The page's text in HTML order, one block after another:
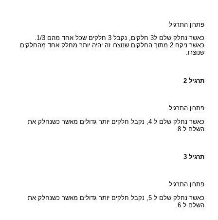
פתרון התרגיל
כאשר נחלק שלם ל3 חלקים, נקבל 3 חלקים שכל אחד מהם 1/3.
כאשר ניקח 2 מתוך החלקים שנוצרו זה יהיה יותר מחלק אחד מהחלקים
שנוצרו.
תרגיל 2
פתרון התרגיל
כאשר נחלק שלם ל 4, נקבל חלקים יותר גדולים מאשר כשנחלק את
השלם ל 8.
תרגיל 3
פתרון התרגיל
כאשר נחלק שלם ל 5, נקבל חלקים יותר גדולים מאשר כשנחלק את
השלם ל 6.